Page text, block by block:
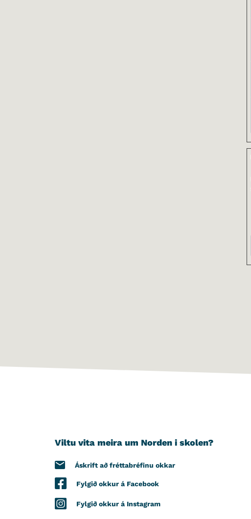
Viltu vita meira um Norden i skolen?
Áskrift að fréttabréfinu okkar
Fylgið okkur á Facebook
Fylgið okkur á Instagram